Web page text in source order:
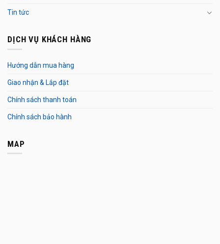
Tin tức
DỊCH VỤ KHÁCH HÀNG
Hướng dẫn mua hàng
Giao nhận & Lắp đặt
Chính sách thanh toán
Chính sách bảo hành
MAP